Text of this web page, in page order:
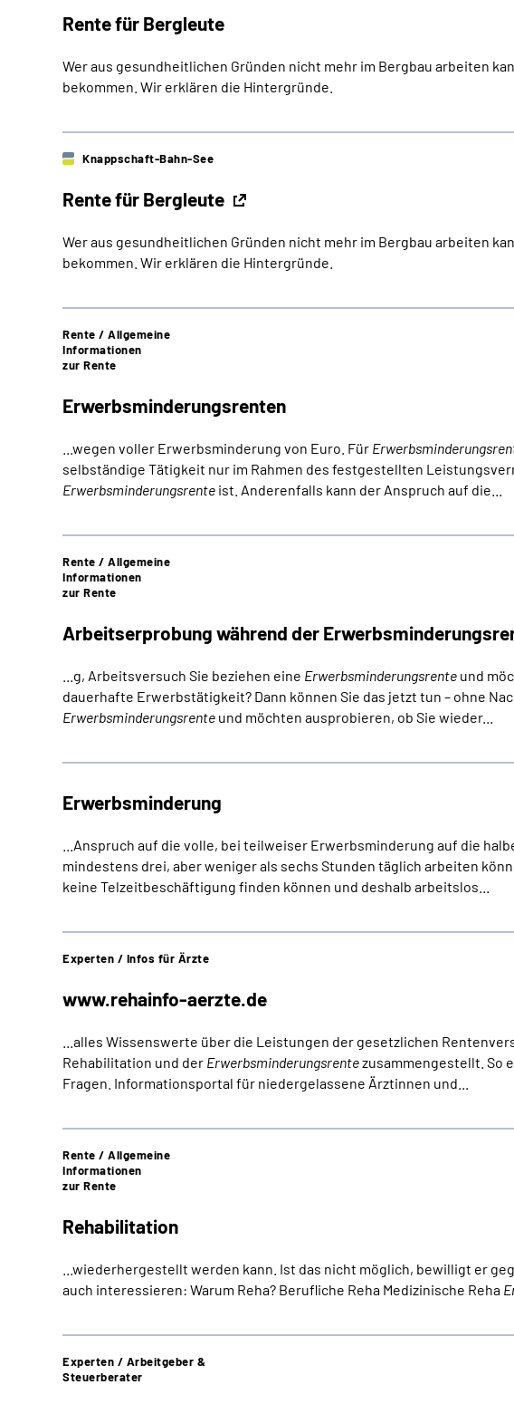
Rente für Bergleute
Wer aus gesundheitlichen Gründen nicht mehr im Bergbau arbeiten
bekommen. Wir erklären die Hintergründe.
Rente für Bergleute
Knappschaft-Bahn-See
Wer aus gesundheitlichen Gründen nicht mehr im Bergbau arbeiten
bekommen. Wir erklären die Hintergründe.
­Erwerbsminderungs­renten
Rente / Allgemeine
Informationen
zur Rente
...wegen voller Erwerbsminderung von Euro. Für
selbständige Tätigkeit nur im Rahmen des festgestellten
Erwerbsminderungsrente ist. Anderenfalls kann der Anspruch auf die...
Arbeitserprobung während der
Rente / Allgemeine
Informationen
zur Rente
...g, Arbeitsversuch Sie beziehen eine Erwerbsminderungsrente und
dauerhafte Erwerbstätigkeit? Dann können Sie das jetzt tun – ohne
Erwerbsminderungsrente und möchten ausprobieren, ob Sie wieder...
Erwerbsminderung
...Anspruch auf die volle, bei teilweiser Erwerbsminderung auf die
mindestens drei, aber weniger als sechs Stunden täglich arbeiten
keine Telzeitbeschäftigung finden können und deshalb arbeitslos...
www.rehainfo-aerzte.de
Experten / Infos für Ärzte
...alles Wissenswerte über die Leistungen der gesetzlichen
Rehabilitation und der Erwerbsminderungsrentezusammengestellt. So
Fragen. Informationsportal für niedergelassene Ärztinnen und...
Rehabilitation
Rente / Allgemeine
Informationen
zur Rente
...wiederhergestellt werden kann. Ist das nicht möglich, bewilligt er
auch interessieren: Warum Reha? Berufliche Reha Medizinische Reha
Experten / Arbeitgeber &
Steuerberater